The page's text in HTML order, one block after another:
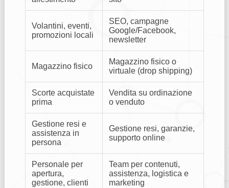
Volantini, eventi,
promozioni locali
SEO, campagne
Google/Facebook,
newsletter
Magazzino fisico
Magazzino fisico o
virtuale (drop shipping)
Scorte acquistate
prima
Vendita su ordinazione
o venduto
Gestione resi e
assistenza in
persona
Gestione resi, garanzie,
supporto online
Personale per
apertura,
gestione, clienti
Team per contenuti,
assistenza, logistica e
marketing